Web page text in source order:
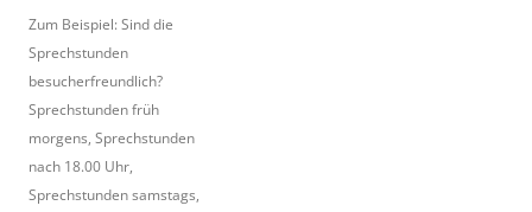
Zum Beispiel: Sind die
Sprechstunden
besucherfreundlich?
Sprechstunden früh
morgens, Sprechstunden
nach 18.00 Uhr,
Sprechstunden samstags,